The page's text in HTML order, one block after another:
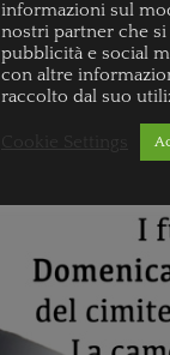
informazioni sul
nostri partner che
pubblicità e social
con altre
raccolto dal suo